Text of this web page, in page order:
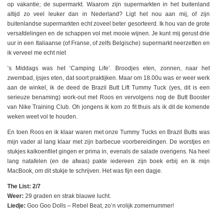
op vakantie; de supermarkt. Waarom zijn supermarkten in het buitenland
altijd zo veel leuker dan in Nederland? Ligt het nou aan mij, of zijn
buitenlandse supermarkten echt zoveel beter gesorteerd. Ik hou van de grote
versafdelingen en de schappen vol met mooie wijnen. Je kunt mij gerust drie
uur in een Italiaanse (of Franse, of zelfs Belgische) supermarkt neerzetten en
ik verveel me echt niet
’s Middags was het ‘Camping Life’. Broodjes eten, zonnen, naar het
zwembad, ijsjes eten, dat soort praktijken. Maar om 18.00u was er weer werk
aan de winkel, ik de deed de Brazil Butt Lift Tummy Tuck (yes, dit is een
serieuze benaming) work-out met Roos en vervolgens nog de Butt Booster
van Nike Training Club. Oh jongens ik kom zo fit thuis als ik dit de komende
weken weet vol te houden.
En toen Roos en ik klaar waren met onze Tummy Tucks en Brazil Butts was
mijn vader al lang klaar met zijn barbecue voorbereidingen. De worstjes en
stukjes kalkoenfilet gingen er prima in, evenals de salade overigens. Na heel
lang natafelen (en de afwas) pakte iedereen zijn boek erbij en ik mijn
MacBook, om dit stukje te schrijven. Het was fijn een dagje.
The List: 2/7
Weer: 29 graden en strak blauwe lucht.
Liedje: Goo Goo Dolls – Rebel Beat, zo’n vrolijk zomernummer!